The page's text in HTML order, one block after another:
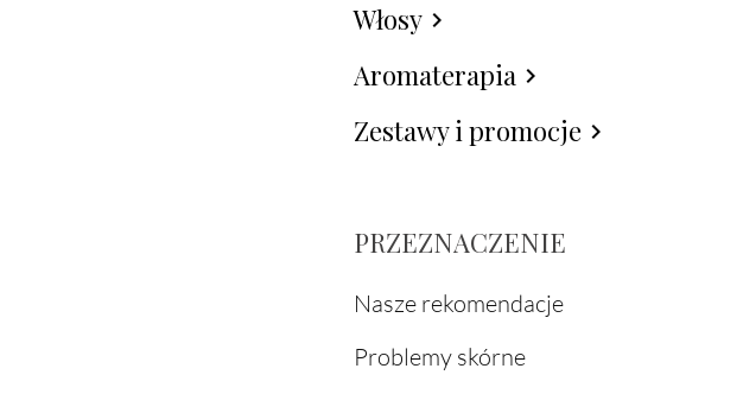
Włosychevron_right
Aromaterapia chevron_right
Zestawy i promocje chevron_right
PRZEZNACZENIE
Nasze rekomendacje
Problemy skórne